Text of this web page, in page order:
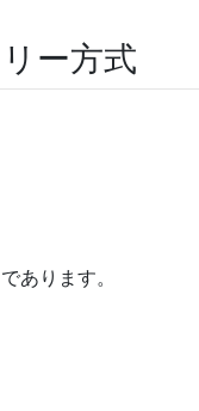
ー方式
あります。